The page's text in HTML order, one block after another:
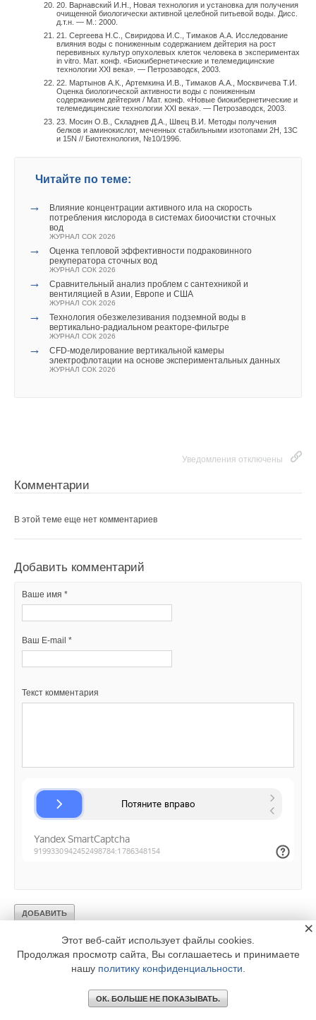
20. Варнавский И.Н., Новая технология и установка для получения
очищенной биологически активной целебной питьевой воды. Дисс.
д.т.н. — М.: 2000.
21. Сергеева Н.С., Свиридова И.С., Тимаков А.А. Исследование
влияния воды с пониженным содержанием дейтерия на рост
перевивных культур опухолевых клеток человека в экспериментах
in vitro. Мат. конф. «Биокибернетические и телемедицинские
технологии XXI века». — Петрозаводск, 2003.
22. Мартынов А.К., Артемкина И.В., Тимаков А.А., Москвичева Т.И.
Оценка биологической активности воды с пониженным
содержанием дейтерия / Мат. конф. «Новые биокибернетические и
телемедицинские технологии XXI века». — Петрозаводск, 2003.
23. Мосин О.В., Складнев Д.А., Швец В.И. Методы получения
белков и аминокислот, меченных стабильными изотопами 2Н, 13С
и 15N // Биотехнология, №10/1996.
Читайте по теме:
→
Влияние концентрации активного ила на скорость
потребления кислорода в системах биоочистки сточных
вод
ЖУРНАЛ СОК 2026
→
Оценка тепловой эффективности подраковинного
рекуператора сточных вод
ЖУРНАЛ СОК 2026
→
Сравнительный анализ проблем с сантехникой и
вентиляцией в Азии, Европе и США
ЖУРНАЛ СОК 2026
→
Технология обезжелезивания подземной воды в
вертикально-радиальном реакторе-фильтре
ЖУРНАЛ СОК 2026
→
CFD-моделирование вертикальной камеры
электрофлотации на основе экспериментальных данных
ЖУРНАЛ СОК 2026
Уведомления отключены
Комментарии
В этой теме еще нет комментариев
Добавить комментарий
Ваше имя *
Ваш E-mail *
Текст комментария
Этот веб-сайт использует файлы cookies.
Продолжая просмотр сайта, Вы соглашаетесь и принимаете
нашу политику конфиденциальности
ОК. БОЛЬШЕ НЕ ПОКАЗЫВАТЬ.
×